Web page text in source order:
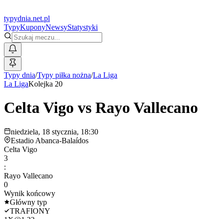
typydnia.net.pl
TypyKuponyNewsyStatystyki
Typy dnia/Typy piłka nożna/La Liga
La LigaKolejka 20
Celta Vigo vs Rayo Vallecano
niedziela, 18 stycznia, 18:30
Estadio Abanca-Balaídos
Celta Vigo
3
:
Rayo Vallecano
0
Wynik końcowy
Główny typ
TRAFIONY